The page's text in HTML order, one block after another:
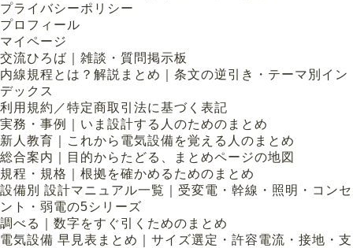
プライバシーポリシー
プロフィール
マイページ
交流ひろば｜雑談・質問掲示板
内線規程とは？解説まとめ｜条文の逆引き・テーマ別イン
デックス
利用規約／特定商取引法に基づく表記
実務・事例｜いま設計する人のためのまとめ
新人教育｜これから電気設備を覚える人のまとめ
総合案内｜目的からたどる、まとめページの地図
規程・規格｜根拠を確かめるためのまとめ
設備別 設計マニュアル一覧｜受変電・幹線・照明・コンセ
ント・弱電の5シリーズ
調べる｜数字をすぐ引くためのまとめ
電気設備 早見表まとめ｜サイズ選定・許容電流・接地・支